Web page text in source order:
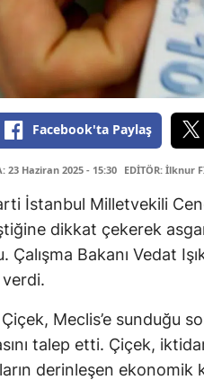
Facebook'ta Paylaş
23 Haziran 2025 - 15:30 EDİTÖR: İlknur
İstanbul Milletvekili
dikkat çekerek
Çalışma Bakanı Vedat
Meclis’e sunduğu
talep etti. Çiçek,
derinleşen